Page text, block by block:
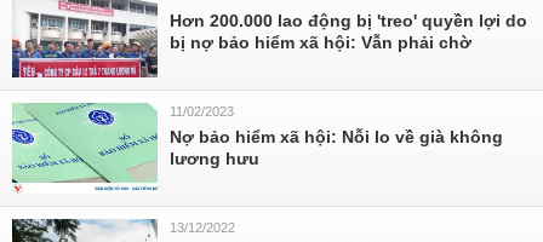
Hơn 200.000 lao động bị 'treo' quyền lợi do
bị nợ bảo hiểm xã hội: Vẫn phải chờ
11/02/2023
Nợ bảo hiểm xã hội: Nỗi lo về già không
lương hưu
13/12/2022